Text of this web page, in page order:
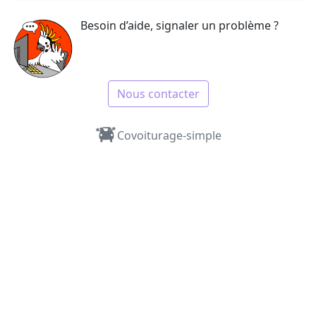
Besoin d’aide, signaler un problème ?
Nous contacter
Covoiturage-simple